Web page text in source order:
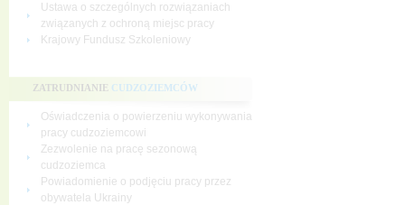
Ustawa o szczególnych rozwiązaniach
związanych z ochroną miejsc pracy
Krajowy Fundusz Szkoleniowy
ZATRUDNIANIE CUDZOZIEMCÓW
Oświadczenia o powierzeniu wykonywania
pracy cudzoziemcowi
Zezwolenie na pracę sezonową
cudzoziemca
Powiadomienie o podjęciu pracy przez
obywatela Ukrainy